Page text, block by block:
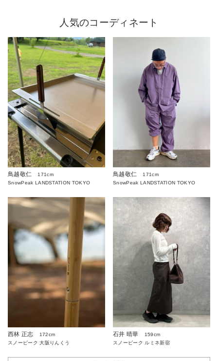
人気のコーディネート
鳥越敬仁
171cm
SnowPeak LANDSTATION TOKYO
鳥越敬仁
171cm
SnowPeak LANDSTATION TOKYO
西林 正志
172cm
スノーピーク 大阪りんくう
石井 晴華
159cm
スノーピーク ルミネ新宿